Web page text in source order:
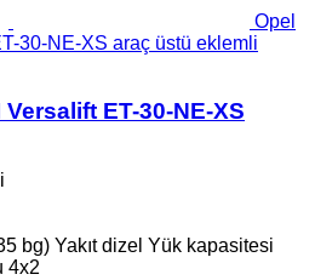
Opel
30-NE-XS araç üstü eklemli
ET-30-NE-XS
bg) Yakıt dizel Yük kapasitesi
4x2